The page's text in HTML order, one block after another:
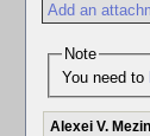
Add an
Note
You need to
Alexei V. Mezin